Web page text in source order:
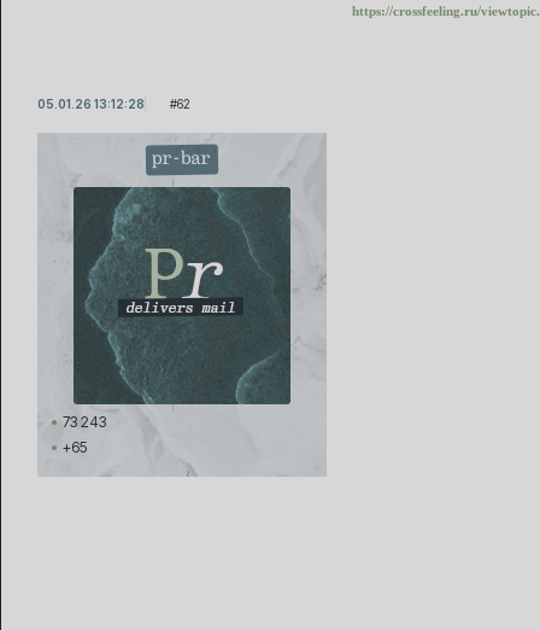
https://crossfeeling.ru/
62
05.01.26 13:12:28
pr-bar
73 243
+65